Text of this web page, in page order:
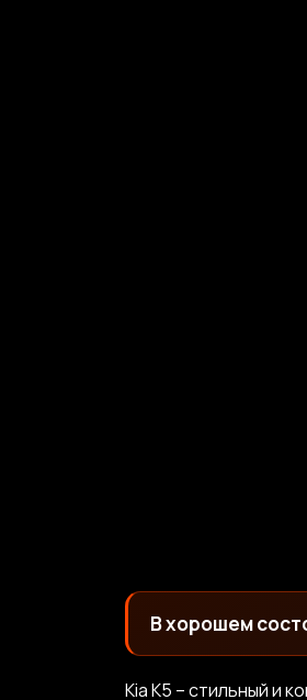
В хорошем
Kia K5 – стильный и